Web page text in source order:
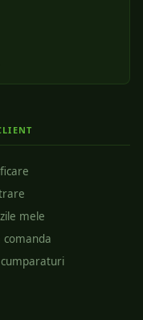
mele
comanda
cumparaturi